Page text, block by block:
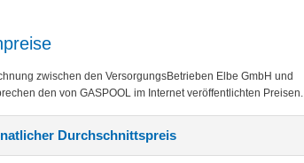
zwischen den VersorgungsBetrieben Elbe GmbH und
den von GASPOOL im Internet veröffentlichten Preisen.
Durchschnittspreis